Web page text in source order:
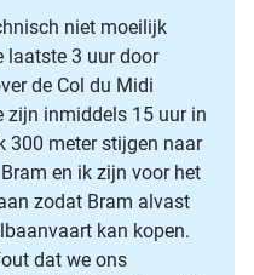
niet moeilijk
laatste 3 uur door
de Col du Midi
zijn inmiddels 15 uur in
300 meter stijgen naar
en ik zijn voor het
zodat Bram alvast
kan kopen.
dat we ons